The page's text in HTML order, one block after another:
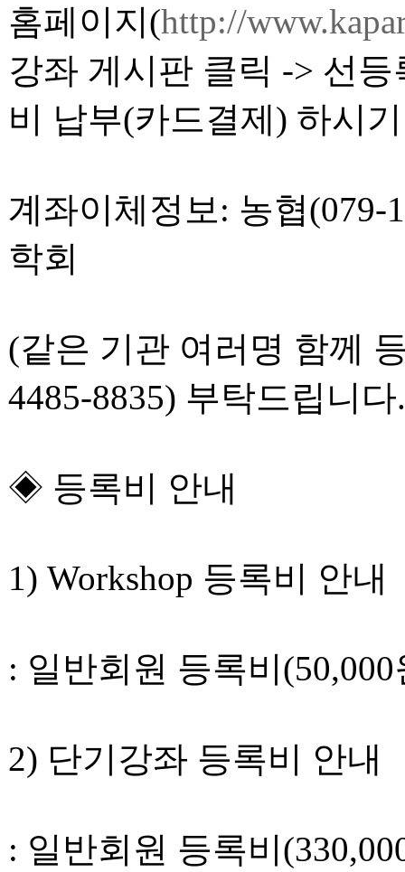
홈페이지(http://
강좌 게시판 클릭 -> 선
비 납부(카드결제) 하시
계좌이체정보: 농협(079-
학회
(같은 기관 여러명 함께
4485-8835) 부탁드립니다
◈ 등록비 안내
1) Workshop 등록비 안내
: 일반회원 등록비
2) 단기강좌 등록비 안내
: 일반회원 등록비